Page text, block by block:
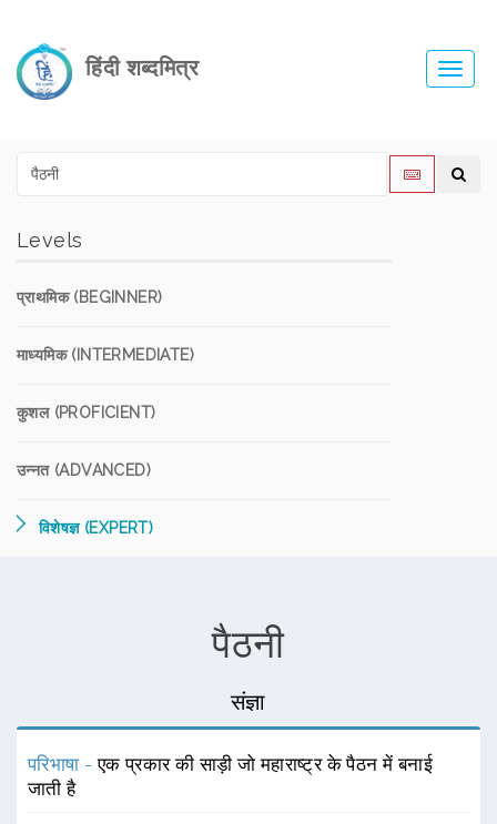
हिंदी शब्दमित्र
Levels
प्राथमिक (BEGINNER)
माध्यमिक (INTERMEDIATE)
कुशल (PROFICIENT)
उन्नत (ADVANCED)
विशेषज्ञ (EXPERT)
पैठनी
संज्ञा
परिभाषा -एक प्रकार की साड़ी जो महाराष्ट्र के पैठन में बनाई
जाती है